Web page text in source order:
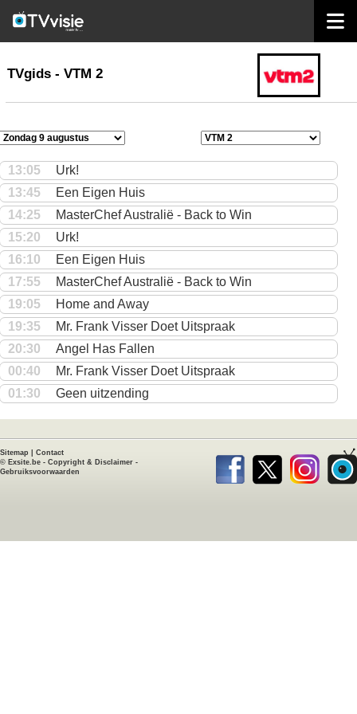
TVgids
TVgids - VTM 2
13:05
Urk!
13:45
Een Eigen Huis
14:25
MasterChef Australië - Back to Win
15:20
Urk!
16:10
Een Eigen Huis
17:55
MasterChef Australië - Back to Win
19:05
Home and Away
19:35
Mr. Frank Visser Doet Uitspraak
20:30
Angel Has Fallen
00:40
Mr. Frank Visser Doet Uitspraak
01:30
Geen uitzending
Sitemap
Contact
© Exsite.be - Copyright & Disclaimer -
Gebruiksvoorwaarden